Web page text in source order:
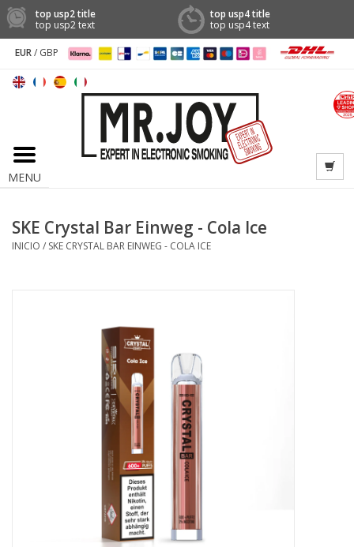
top usp2 title
top usp2 text
top usp4 title
top usp4 text
EUR/ GBP
MENU
SKE Crystal Bar Einweg - Cola Ice
INICIO / SKE CRYSTAL BAR EINWEG - COLA ICE